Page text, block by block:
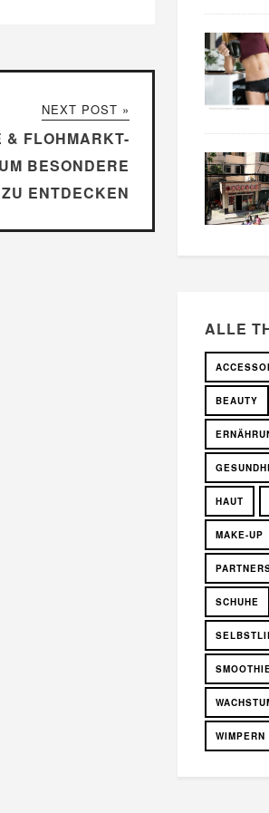
NEXT POST »
& FLOHMARKT-
BESONDERE
ENTDECKEN
ALLE
BEAUTY
HAUT
MAKE-UP
SCHUHE
WIMPERN